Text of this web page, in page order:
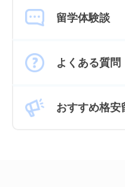
留学体験談
よくある質問
おすすめ格安